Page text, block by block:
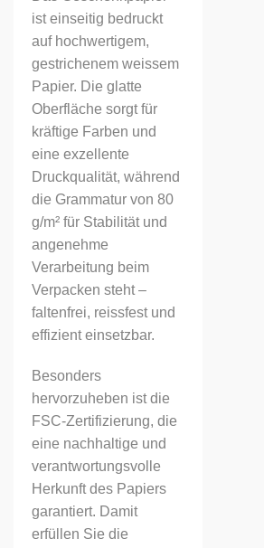
ist einseitig bedruckt
auf hochwertigem,
gestrichenem weissem
Papier. Die glatte
Oberfläche sorgt für
kräftige Farben und
eine exzellente
Druckqualität, während
die Grammatur von 80
g/m² für Stabilität und
angenehme
Verarbeitung beim
Verpacken steht –
faltenfrei, reissfest und
effizient einsetzbar.
Besonders
hervorzuheben ist die
FSC-Zertifizierung, die
eine nachhaltige und
verantwortungsvolle
Herkunft des Papiers
garantiert. Damit
erfüllen Sie die